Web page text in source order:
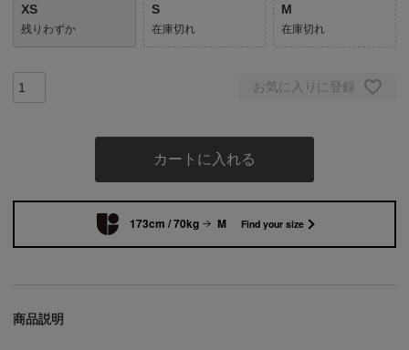
XS
残りわずか
S
在庫切れ
M
在庫切れ
お気に入りに登録
カートに入れる
173cm / 70kg M Find your size
商品説明